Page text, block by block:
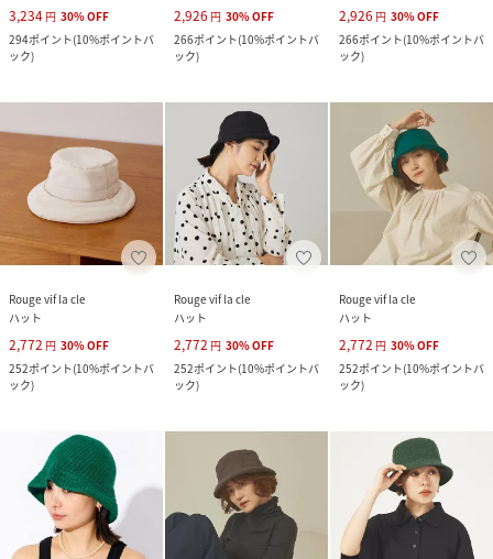
3,234 円 30%OFF
294ポイント(10%ポイントバ
ック)
2,926 円 30%OFF
266ポイント(10%ポイントバ
ック)
2,926 円 30%OFF
266ポイント(10%ポイントバ
ック)
Rouge vif la cle
ハット
2,772 円 30%OFF
252ポイント(10%ポイントバ
ック)
Rouge vif la cle
ハット
2,772 円 30%OFF
252ポイント(10%ポイントバ
ック)
Rouge vif la cle
ハット
2,772 円 30%OFF
252ポイント(10%ポイントバ
ック)